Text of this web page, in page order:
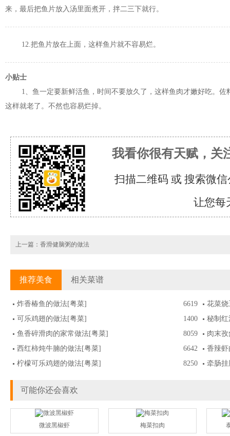
来，最后把鱼片放入汤里面煮开，拌二三下就行。
12.把鱼片放在上面，这样鱼片就不容易烂。
小贴士
1、鱼一定要新鲜活鱼，时间不要放久了，这样鱼肉才嫩好吃。佐
这样就老了。不然也容易烂掉。
我看你很有天赋，关
扫描二维码 或 搜索微
让您每
上一篇： 香滑健脑粥的做法
推荐美食 相关菜谱
6619
炸香椿鱼的做法[粤菜]
花菜
1400
可乐鸡翅的做法[粤菜]
秘制
8059
鱼香碎滑肉的家常做法[粤菜]
肉末
6642
西红柿炖牛腩的做法[粤菜]
香辣
8250
柠檬可乐鸡翅的做法[粤菜] 牵肠
可能你还会喜欢
微波黑椒虾 梅菜扣肉